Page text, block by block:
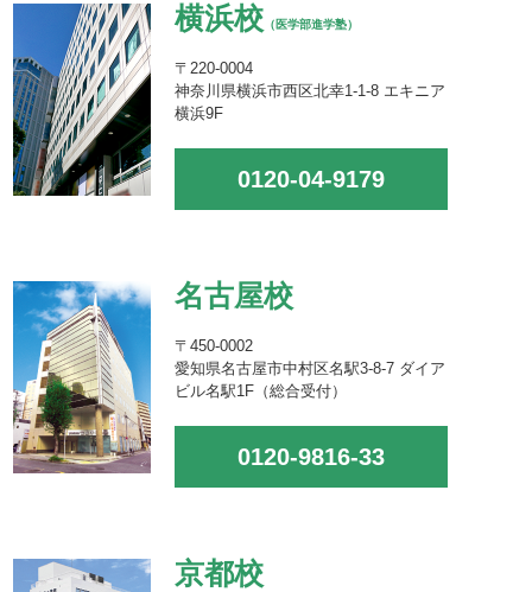
横浜校 （医学部進学塾）
〒220-0004
神奈川県横浜市西区北幸1-1-8 エキニア
横浜9F
0120-04-9179
名古屋校
〒450-0002
愛知県名古屋市中村区名駅3-8-7 ダイア
ビル名駅1F（総合受付）
0120-9816-33
京都校